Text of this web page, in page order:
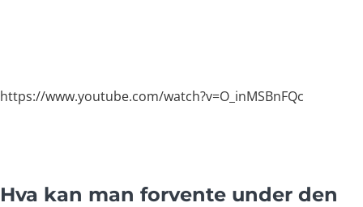
https://www.youtube.com/watch?v=O_inMSBnFQc
Hva kan man forvente under den